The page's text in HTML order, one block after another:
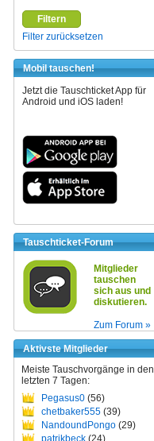
Filtern
Filter zurücksetzen
Mobil tauschen!
Jetzt die Tauschticket App für
Android und iOS laden!
Tauschticket-Forum
Mitglieder
tauschen
sich aus und
diskutieren.
Zum Forum »
Aktivste Mitglieder
Meiste Tauschvorgänge in den
letzten 7 Tagen:
Pegasus0 (56)
chetbaker555 (39)
NandoundPongo (29)
patrikbeck (24)